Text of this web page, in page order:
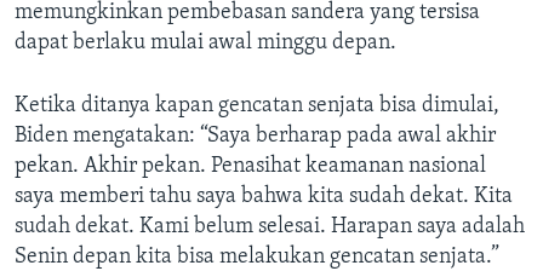
memungkinkan pembebasan sandera yang tersisa
dapat berlaku mulai awal minggu depan.
Ketika ditanya kapan gencatan senjata bisa dimulai,
Biden mengatakan: “Saya berharap pada awal akhir
pekan. Akhir pekan. Penasihat keamanan nasional
saya memberi tahu saya bahwa kita sudah dekat. Kita
sudah dekat. Kami belum selesai. Harapan saya adalah
Senin depan kita bisa melakukan gencatan senjata.”